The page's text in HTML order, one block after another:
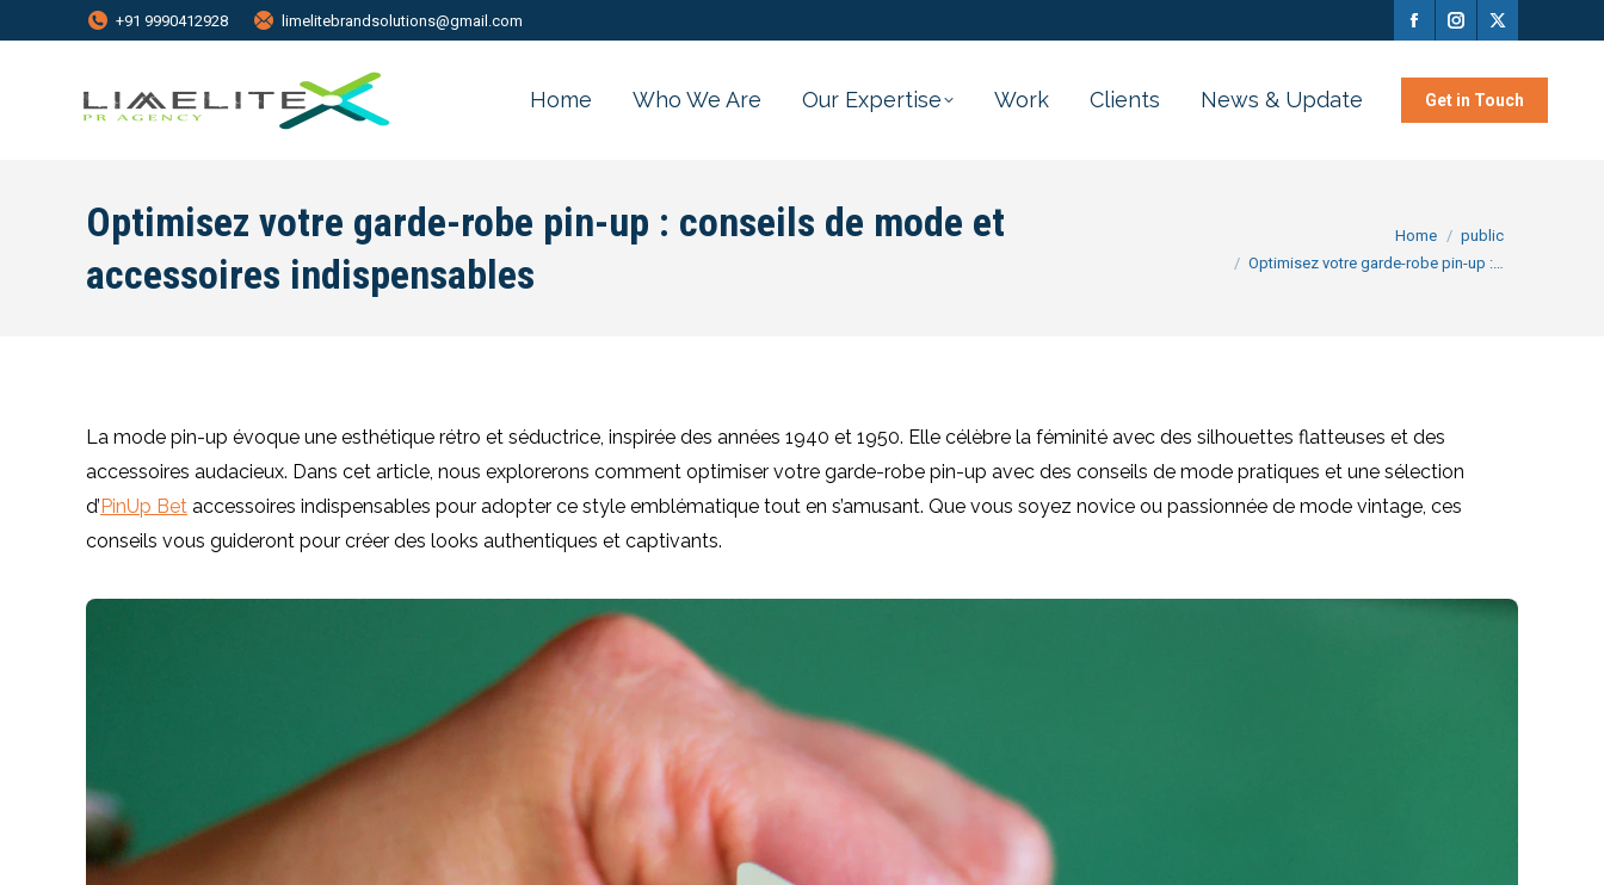
+91 9990412928 limelitebrandsolutions@gmail.com
Home Who We Are Our Expertise Work Clients News & Update Get in Touch
Optimisez votre garde-robe pin-up : conseils de mode et
accessoires indispensables
Home
public
Optimisez votre garde-robe pin-up :…
La mode pin-up évoque une esthétique rétro et séductrice, inspirée des années 1940 et 1950. Elle célèbre la féminité avec des silhouettes flatteuses et des
accessoires audacieux. Dans cet article, nous explorerons comment optimiser votre garde-robe pin-up avec des conseils de mode pratiques et une sélection
d’PinUp Bet accessoires indispensables pour adopter ce style emblématique tout en s’amusant. Que vous soyez novice ou passionnée de mode vintage, ces
conseils vous guideront pour créer des looks authentiques et captivants.